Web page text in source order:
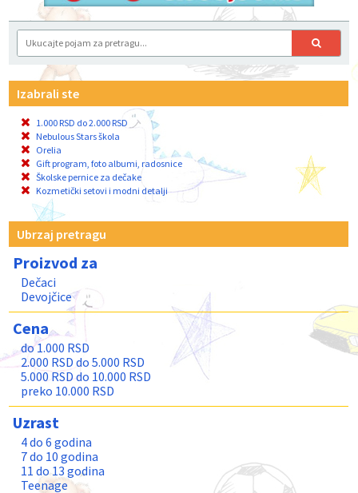
Izabrali ste
1.000 RSD do 2.000 RSD
Nebulous Stars škola
Orelia
Gift program, foto albumi, radosnice
Školske pernice za dečake
Kozmetički setovi i modni detalji
Ubrzaj pretragu
Proizvod za
Dečaci
Devojčice
Cena
do 1.000 RSD
2.000 RSD do 5.000 RSD
5.000 RSD do 10.000 RSD
preko 10.000 RSD
Uzrast
4 do 6 godina
7 do 10 godina
11 do 13 godina
Teenage